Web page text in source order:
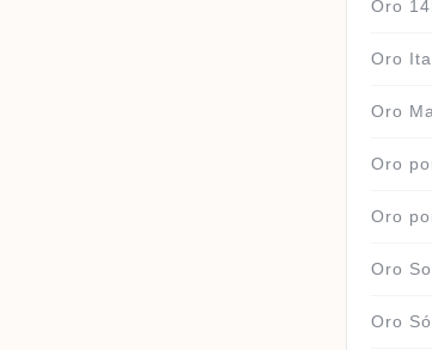
Oro
Oro
Oro
Oro
Oro
Oro
Oro